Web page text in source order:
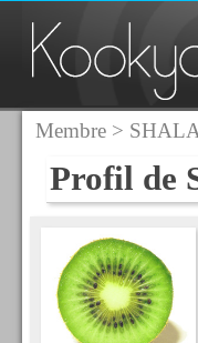
Membre>
Profil de